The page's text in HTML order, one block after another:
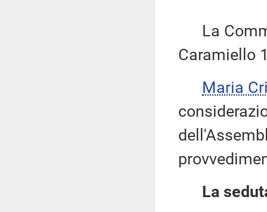
La
Caramiello
Maria
La